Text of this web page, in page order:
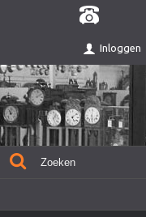
Inloggen